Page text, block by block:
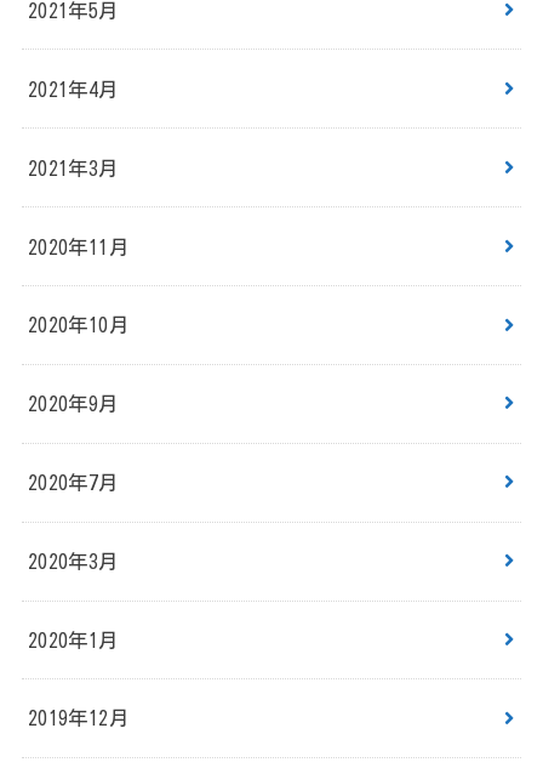
2021年5月
2021年4月
2021年3月
2020年11月
2020年10月
2020年9月
2020年7月
2020年3月
2020年1月
2019年12月